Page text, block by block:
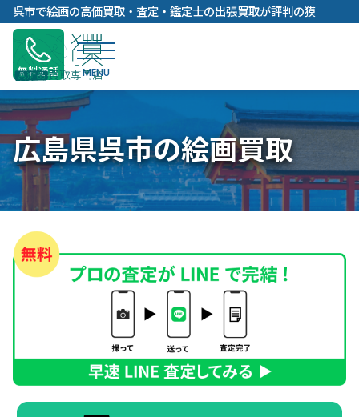
内
容
キ
呉市で絵画の高価買取・査定・鑑定士の出張買取が評判の獏
無料通話
広島県呉市の絵画買取